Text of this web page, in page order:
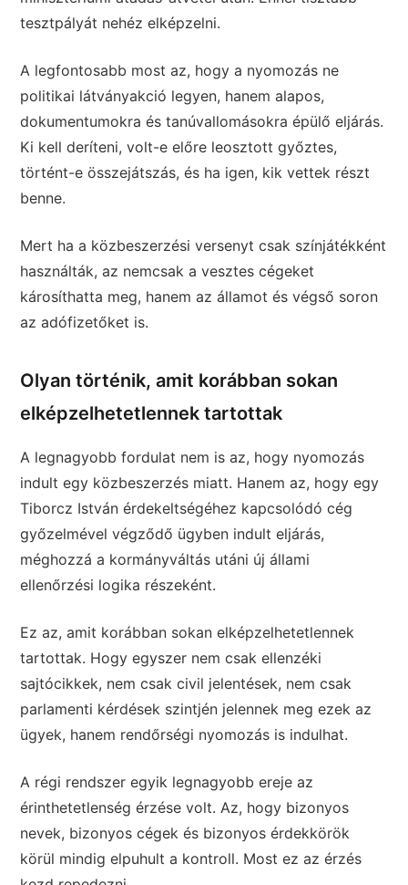
tesztpályát nehéz elképzelni.
A legfontosabb most az, hogy a nyomozás ne
politikai látványakció legyen, hanem alapos,
dokumentumokra és tanúvallomásokra épülő eljárás.
Ki kell deríteni, volt-e előre leosztott győztes,
történt-e összejátszás, és ha igen, kik vettek részt
benne.
Mert ha a közbeszerzési versenyt csak színjátékként
használták, az nemcsak a vesztes cégeket
károsíthatta meg, hanem az államot és végső soron
az adófizetőket is.
Olyan történik, amit korábban sokan
elképzelhetetlennek tartottak
A legnagyobb fordulat nem is az, hogy nyomozás
indult egy közbeszerzés miatt. Hanem az, hogy egy
Tiborcz István érdekeltségéhez kapcsolódó cég
győzelmével végződő ügyben indult eljárás,
méghozzá a kormányváltás utáni új állami
ellenőrzési logika részeként.
Ez az, amit korábban sokan elképzelhetetlennek
tartottak. Hogy egyszer nem csak ellenzéki
sajtócikkek, nem csak civil jelentések, nem csak
parlamenti kérdések szintjén jelennek meg ezek az
ügyek, hanem rendőrségi nyomozás is indulhat.
A régi rendszer egyik legnagyobb ereje az
érinthetetlenség érzése volt. Az, hogy bizonyos
nevek, bizonyos cégek és bizonyos érdekkörök
körül mindig elpuhult a kontroll. Most ez az érzés